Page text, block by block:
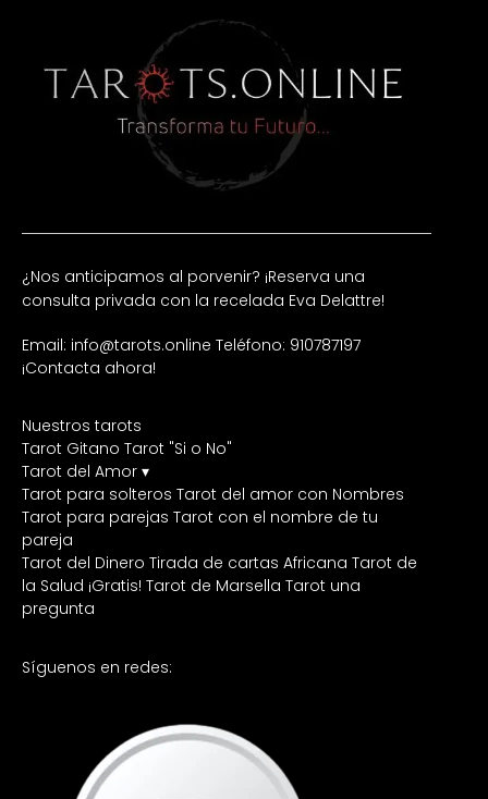
¿Nos anticipamos al porvenir? ¡Reserva una
consulta privada con la recelada Eva Delattre!
Email: info@tarots.online Teléfono: 910787197
¡Contacta ahora!
Nuestros tarots
Tarot Gitano Tarot "Si o No"
Tarot del Amor ▾
Tarot para solteros Tarot del amor con Nombres
Tarot para parejas Tarot con el nombre de tu
pareja
Tarot del Dinero Tirada de cartas Africana Tarot de
la Salud ¡Gratis! Tarot de Marsella Tarot una
pregunta
Síguenos en redes: